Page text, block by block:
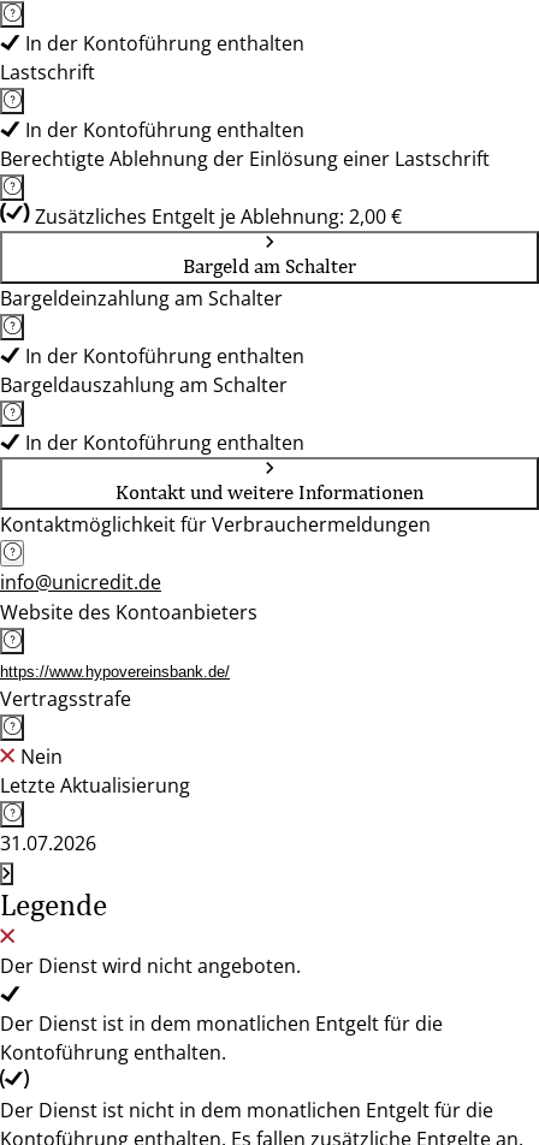
In der Kontoführung enthalten
Lastschrift
In der Kontoführung enthalten
Berechtigte Ablehnung der Einlösung einer Lastschrift
Zusätzliches Entgelt je Ablehnung: 2,00 €
Bargeld am Schalter
Bargeldeinzahlung am Schalter
In der Kontoführung enthalten
Bargeldauszahlung am Schalter
In der Kontoführung enthalten
Kontakt und weitere Informationen
Kontaktmöglichkeit für Verbrauchermeldungen
info@unicredit.de
Website des Kontoanbieters
https://www.hypovereinsbank.de/
Vertragsstrafe
Nein
Letzte Aktualisierung
31.07.2026
Legende
Der Dienst wird nicht angeboten.
Der Dienst ist in dem monatlichen Entgelt für die
Kontoführung enthalten.
Der Dienst ist nicht in dem monatlichen Entgelt für die
Kontoführung enthalten. Es fallen zusätzliche Entgelte an.